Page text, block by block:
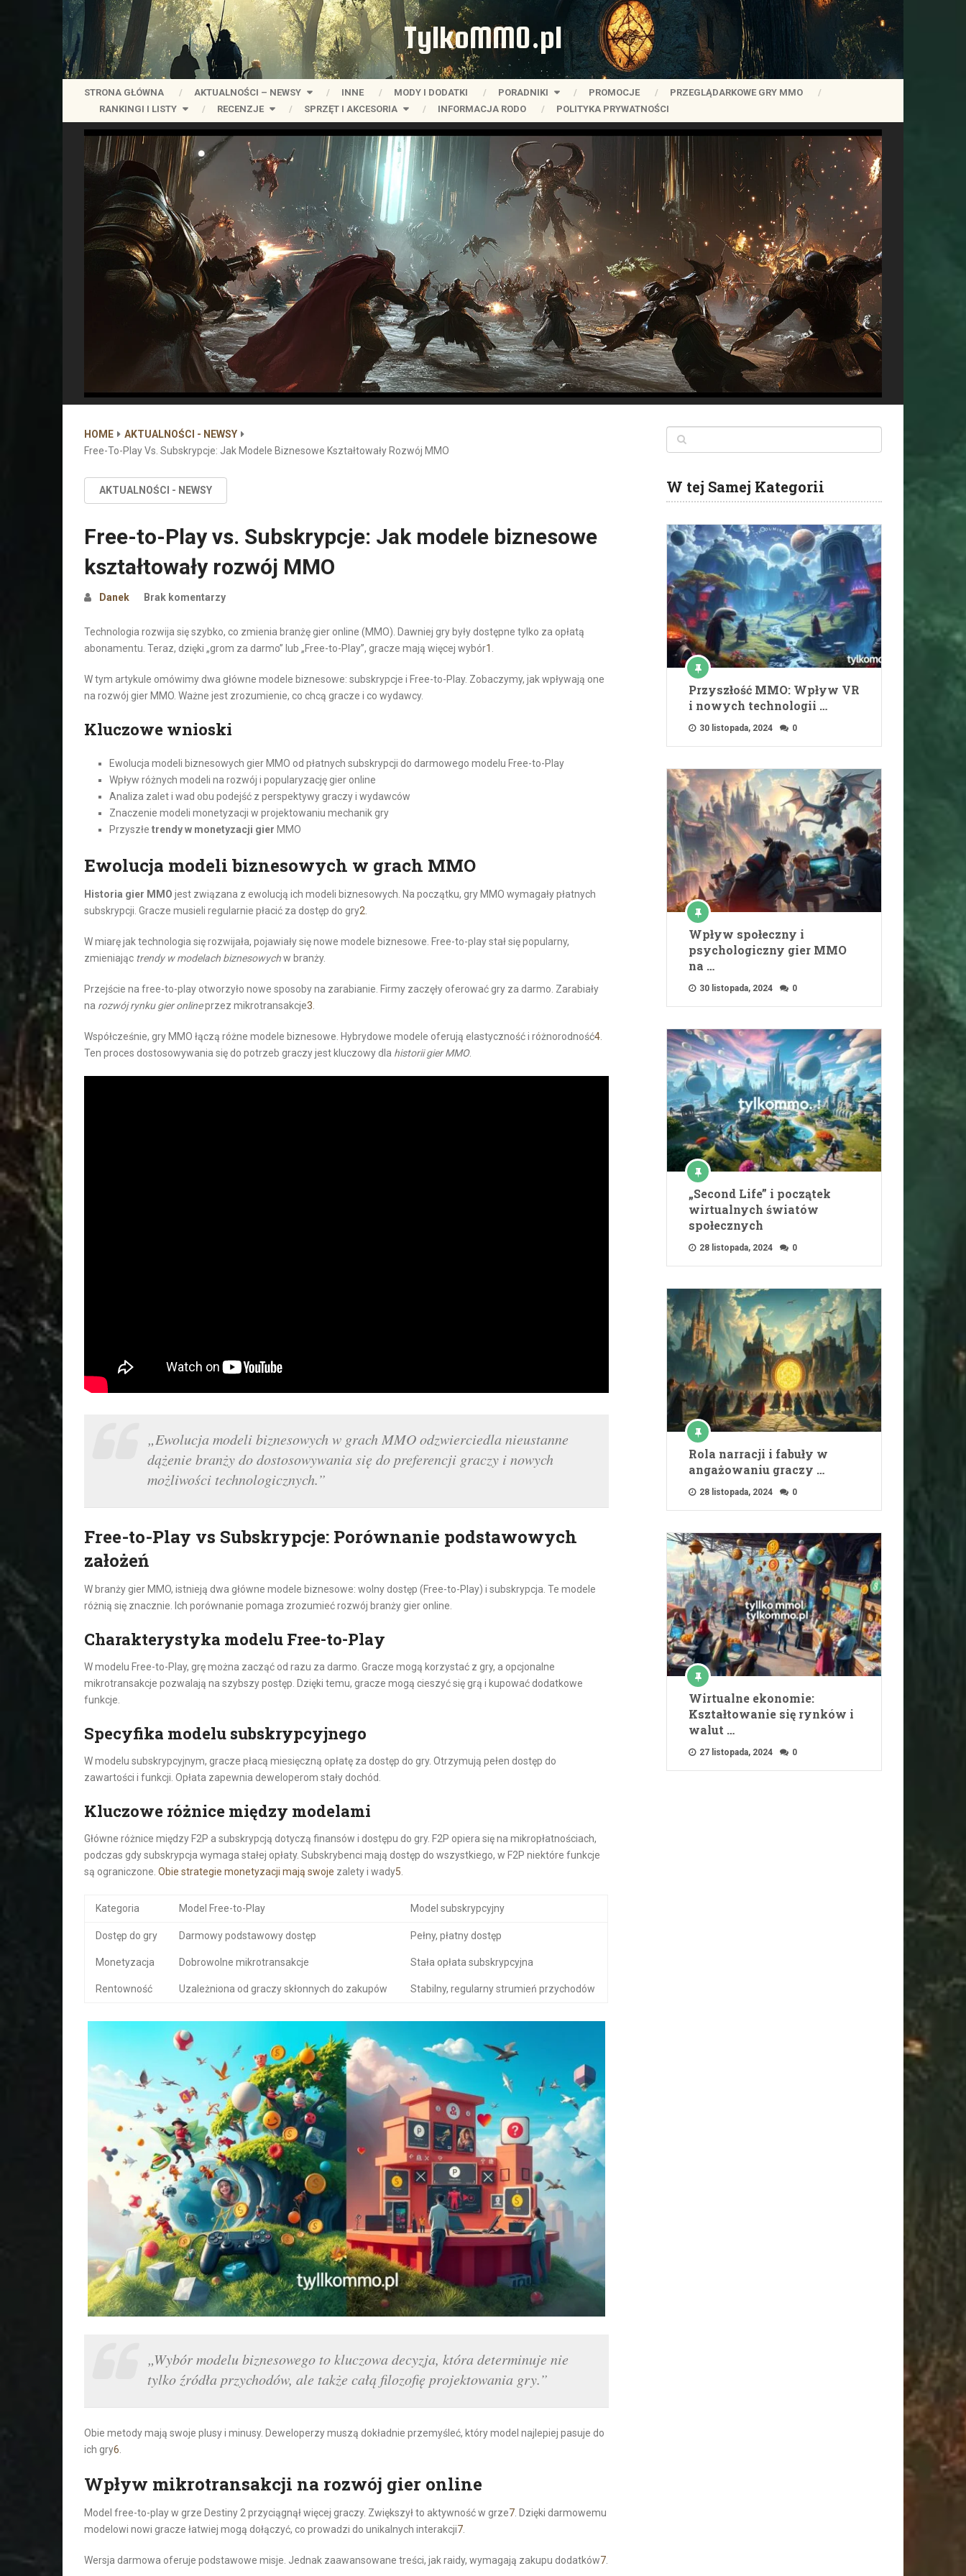
TylkoMMO.pl
STRONA GŁÓWNA AKTUALNOŚCI – NEWSY INNE MODY I DODATKI PORADNIKI PROMOCJE
PRZEGLĄDARKOWE GRY MMO
RANKINGI I LISTY
RECENZJE SPRZĘT I AKCESORIA INFORMACJA RODO POLITYKA PRYWATNOŚCI
HOME
AKTUALNOŚCI - NEWSY
Free-To-Play Vs. Subskrypcje: Jak Modele Biznesowe Kształtowały Rozwój MMO
AKTUALNOŚCI - NEWSY
Free-to-Play vs. Subskrypcje: Jak modele biznesowe
kształtowały rozwój MMO
Danek Brak komentarzy
Technologia rozwija się szybko, co zmienia branżę gier online (MMO). Dawniej gry były dostępne tylko za opłatą
abonamentu. Teraz, dzięki „grom za darmo” lub „Free-to-Play”, gracze mają więcej wybór1 .
W tym artykule omówimy dwa główne modele biznesowe: subskrypcje i Free-to-Play. Zobaczymy, jak wpływają one
na rozwój gier MMO. Ważne jest zrozumienie, co chcą gracze i co wydawcy.
Kluczowe wnioski
Ewolucja modeli biznesowych gier MMO od płatnych subskrypcji do darmowego modelu Free-to-Play
Wpływ różnych modeli na rozwój i popularyzację gier online
Analiza zalet i wad obu podejść z perspektywy graczy i wydawców
Znaczenie modeli monetyzacji w projektowaniu mechanik gry
Przyszłe trendy w monetyzacji gier MMO
Ewolucja modeli biznesowych w grach MMO
Historia gier MMO jest związana z ewolucją ich modeli biznesowych. Na początku, gry MMO wymagały płatnych
subskrypcji. Gracze musieli regularnie płacić za dostęp do gry2.
W miarę jak technologia się rozwijała, pojawiały się nowe modele biznesowe. Free-to-play stał się popularny,
zmieniając trendy w modelach biznesowychw branży.
Przejście na free-to-play otworzyło nowe sposoby na zarabianie. Firmy zaczęły oferować gry za darmo. Zarabiały
na rozwój rynku gier onlineprzez mikrotransakcje3.
Współcześnie, gry MMO łączą różne modele biznesowe. Hybrydowe modele oferują elastyczność i różnorodność4.
Ten proces dostosowywania się do potrzeb graczy jest kluczowy dla historii gier MMO.
„Ewolucja modeli biznesowych w grach MMO odzwierciedla nieustanne
dążenie branży do dostosowywania się do preferencji graczy i nowych
możliwości technologicznych.”
Free-to-Play vs Subskrypcje: Porównanie podstawowych
założeń
W branży gier MMO, istnieją dwa główne modele biznesowe: wolny dostęp (Free-to-Play) i subskrypcja. Te modele
różnią się znacznie. Ich porównanie pomaga zrozumieć rozwój branży gier online.
Charakterystyka modelu Free-to-Play
W modelu Free-to-Play, grę można zacząć od razu za darmo. Gracze mogą korzystać z gry, a opcjonalne
mikrotransakcje pozwalają na szybszy postęp. Dzięki temu, gracze mogą cieszyć się grą i kupować dodatkowe
funkcje.
Specyfika modelu subskrypcyjnego
W modelu subskrypcyjnym, gracze płacą miesięczną opłatę za dostęp do gry. Otrzymują pełen dostęp do
zawartości i funkcji. Opłata zapewnia deweloperom stały dochód.
Kluczowe różnice między modelami
Główne różnice między F2P a subskrypcją dotyczą finansów i dostępu do gry. F2P opiera się na mikropłatnościach,
podczas gdy subskrypcja wymaga stałej opłaty. Subskrybenci mają dostęp do wszystkiego, w F2P niektóre funkcje
są ograniczone. Obie strategie monetyzacji mają swoje zalety i wady5
Kategoria Model Free-to-Play Model subskrypcyjny
Dostęp do gry Darmowy podstawowy dostęp Pełny, płatny dostęp
Monetyzacja Dobrowolne mikrotransakcje Stała opłata subskrypcyjna
Rentowność Uzależniona od graczy skłonnych do zakupów Stabilny, regularny strumień przychodów
„Wybór modelu biznesowego to kluczowa decyzja, która determinuje nie
tylko źródła przychodów, ale także całą filozofię projektowania gry.”
Obie metody mają swoje plusy i minusy. Deweloperzy muszą dokładnie przemyśleć, który model najlepiej pasuje do
ich gry6.
Wpływ mikrotransakcji na rozwój gier online
Model free-to-play w grze Destiny 2 przyciągnął więcej graczy. Zwiększył to aktywność w grze7. Dzięki darmowemu
modelowi nowi gracze łatwiej mogą dołączyć, co prowadzi do unikalnych interakcji7.
Wersja darmowa oferuje podstawowe misje. Jednak zaawansowane treści, jak raidy, wymagają zakupu dodatków7.
W tej Samej Kategorii
Przyszłość MMO: Wpływ VR
i nowych technologii …
30 listopada, 2024 0
Wpływ społeczny i
psychologiczny gier MMO
na …
30 listopada, 2024 0
„Second Life” i początek
wirtualnych światów
społecznych
28 listopada, 2024 0
Rola narracji i fabuły w
angażowaniu graczy …
28 listopada, 2024 0
Wirtualne ekonomie:
Kształtowanie się rynków i
walut …
27 listopada, 2024 0